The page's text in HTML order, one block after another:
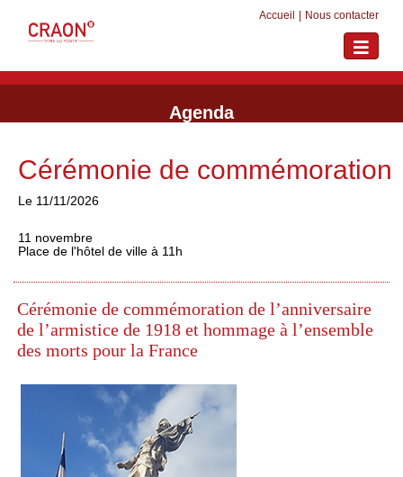
Accueil Nous contacter
Toggle
Agenda
Cérémonie de commémoration
Le 11/11/2026
11 novembre
Place de l'hôtel de ville à 11h
Cérémonie de commémoration de l’anniversaire
de l’armistice de 1918 et hommage à l’ensemble
des morts pour la France